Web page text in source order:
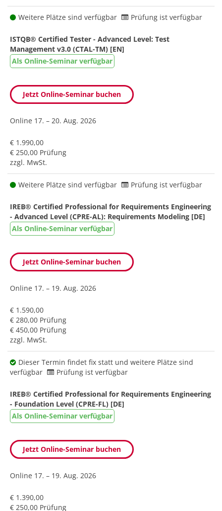
Weitere Plätze sind verfügbar Prüfung ist verfügbar
ISTQB® Certified Tester - Advanced Level: Test
Management v3.0 (CTAL-TM) [EN]
Als Online-Seminar verfügbar
Jetzt Online-Seminar buchen
Online 17. – 20. Aug. 2026
€ 1.990,00
€ 250,00 Prüfung
zzgl. MwSt.
Weitere Plätze sind verfügbar Prüfung ist verfügbar
IREB® Certified Professional for Requirements Engineering
- Advanced Level (CPRE-AL): Requirements Modeling [DE]
Als Online-Seminar verfügbar
Jetzt Online-Seminar buchen
Online 17. – 19. Aug. 2026
€ 1.590,00
€ 280,00 Prüfung
€ 450,00 Prüfung
zzgl. MwSt.
Dieser Termin findet fix statt und weitere Plätze sind
verfügbar
Prüfung ist verfügbar
IREB® Certified Professional for Requirements Engineering
- Foundation Level (CPRE-FL) [DE]
Als Online-Seminar verfügbar
Jetzt Online-Seminar buchen
Online 17. – 19. Aug. 2026
€ 1.390,00
€ 250,00 Prüfung